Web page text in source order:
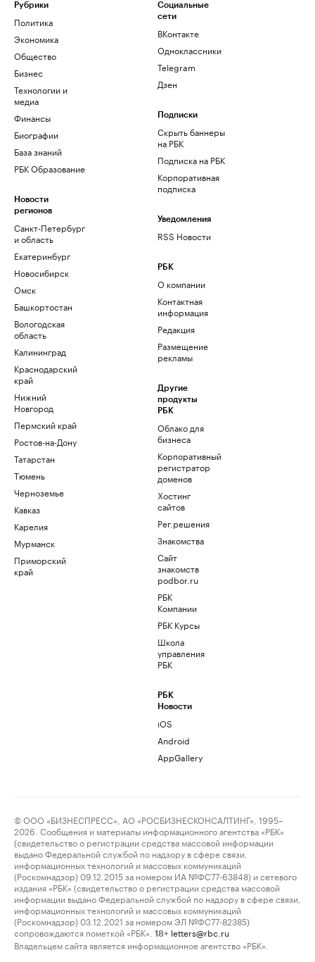
Рубрики
Политика
Экономика
Общество
Бизнес
Технологии и
медиа
Финансы
Биографии
База знаний
РБК Образование
Новости
регионов
Санкт-Петербург
и область
Екатеринбург
Новосибирск
Омск
Башкортостан
Вологодская
область
Калининград
Краснодарский
край
Нижний
Новгород
Пермский край
Ростов-на-Дону
Татарстан
Тюмень
Черноземье
Кавказ
Карелия
Мурманск
Приморский
край
Социальные
сети
ВКонтакте
Одноклассники
Telegram
Дзен
Подписки
Скрыть баннеры
на РБК
Подписка на РБК
Корпоративная
подписка
Уведомления
RSS Новости
РБК
О компании
Контактная
информация
Редакция
Размещение
рекламы
Другие
продукты
РБК
Облако для
бизнеса
Корпоративный
регистратор
доменов
Хостинг
сайтов
Рег.решения
Знакомства
Сайт
знакомств
podbor.ru
РБК
Компании
РБК Курсы
Школа
управления
РБК
РБК
Новости
iOS
Android
AppGallery
© ООО «БИЗНЕСПРЕСС», АО «РОСБИЗНЕСКОНСАЛТИНГ», 1995–
2026. Сообщения и материалы информационного агентства «РБК»
(свидетельство о регистрации средства массовой информации
выдано Федеральной службой по надзору в сфере связи,
информационных технологий и массовых коммуникаций
(Роскомнадзор) 09.12.2015 за номером ИА №ФС77-63848) и сетевого
издания «РБК» (свидетельство о регистрации средства массовой
информации выдано Федеральной службой по надзору в сфере связи,
информационных технологий и массовых коммуникаций
(Роскомнадзор) 03.12.2021 за номером ЭЛ №ФС77-82385)
сопровождаются пометкой «РБК».
18+ letters@rbc.ru
Владельцем сайта является информационное агентство «РБК».